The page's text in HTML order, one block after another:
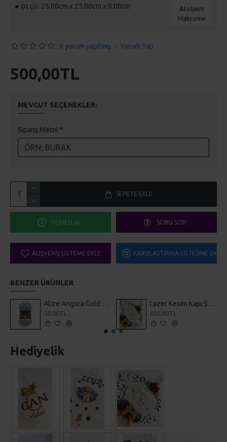
ÖLÇÜ: 25.00cm x 25.00cm x 0.00cm
Atolyem
Makrome
0 yorum yapılmış. - Yorum Yap
500,00TL
MEVCUT SEÇENEKLER:
Sipariş Metni
SEPETE EKLE
HEMEN AL SORU SOR
ALIŞVERIŞ LISTEME EKLE KARŞILAŞTIRMA LISTESINE EKLE
BENZER ÜRÜNLER
Alize Angora Gold Simli 114 Peri Mavisi
58,00TL
Lazer Kesim Kapı Süsü Ayetel Kürsi
400,00TL
Hediyelik